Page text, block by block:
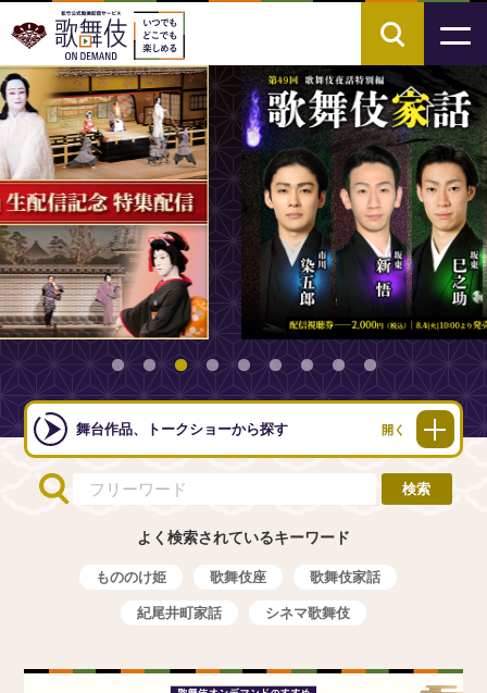
舞台作品、トークショーから探す
よく検索されているキーワード
もののけ姫 歌舞伎座
歌舞伎家話
紀尾井町家話
シネマ歌舞伎